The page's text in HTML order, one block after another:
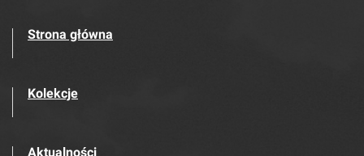
Strona główna
Kolekcje
Aktualności